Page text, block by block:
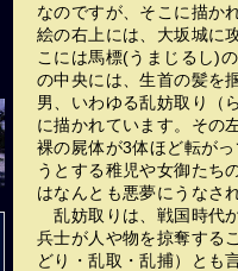
なのですが、そこに描か
絵の右上には、大坂城に
こには馬標(うまじるし)
の中央には、生首の髪を
男、いわゆる乱妨取り（
に描かれています。その
裸の屍体が3体ほど転が
うとする稚児や女御たち
はなんとも悪夢にうなさ
乱妨取りは、戦国時代
兵士が人や物を掠奪する
どり・乱取・乱捕）とも